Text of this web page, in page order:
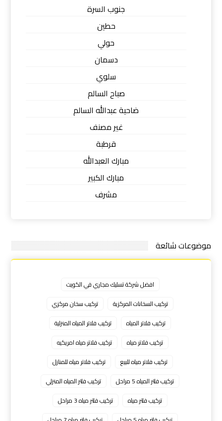
جنوب السرة
حطين
حولي
دسمان
سلوي
صباح السالم
ضاحية عبدالله السالم
غير مصنف
قرطبة
مبارك العبدالله
مبارك الكبير
مشرف
موضوعات شائعة
افضل شركة تسليك مجاري في الكويت
تركيب السخانات المركزية
تركيب سخان مركزي
تركيب فلاتر المياه
تركيب فلاتر المياه المنزلية
تركيب فلاتر مياه
تركيب فلاتر مياه امريكيه
تركيب فلاتر مياه للبيع
تركيب فلاتر مياه للمنازل
تركيب فلتر المياه 5 مراحل
تركيب فلتر المياه المنزلي
تركيب فلتر مياه
تركيب فلتر مياه 3 مراحل